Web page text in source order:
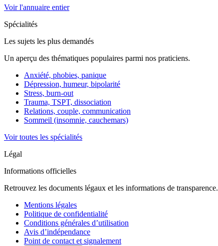
Voir l'annuaire entier
Spécialités
Les sujets les plus demandés
Un aperçu des thématiques populaires parmi nos praticiens.
Anxiété, phobies, panique
Dépression, humeur, bipolarité
Stress, burn-out
Trauma, TSPT, dissociation
Relations, couple, communication
Sommeil (insomnie, cauchemars)
Voir toutes les spécialités
Légal
Informations officielles
Retrouvez les documents légaux et les informations de transparence.
Mentions légales
Politique de confidentialité
Conditions générales d’utilisation
Avis d’indépendance
Point de contact et signalement